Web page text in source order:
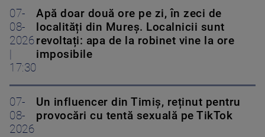
07-
08-
2026
17:30
Apă doar două ore pe zi, în zeci de
localități din Mureș. Localnicii sunt
revoltați: apa de la robinet vine la ore
imposibile
07-
08-
2026
Un influencer din Timiș, reținut pentru
provocări cu tentă sexuală pe TikTok